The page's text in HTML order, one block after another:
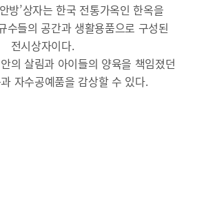
방’상자는 한국 전통가옥인 한옥을
수들의 공간과 생활용품으로 구성된
전시상자이다.
의 살림과 아이들의 양육을 책임졌던
자수공예품을 감상할 수 있다.